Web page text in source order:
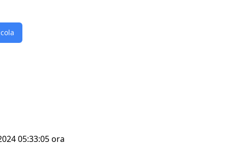
05:33:05 ora